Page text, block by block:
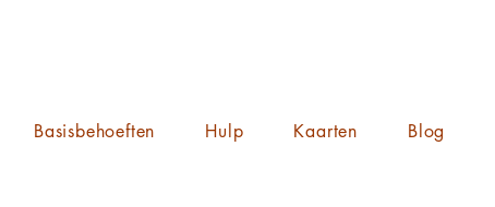
Basisbehoeften Hulp Kaarten Blog